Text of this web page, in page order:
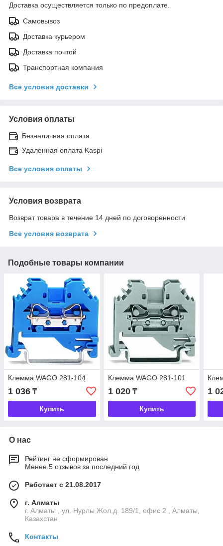
Доставка осуществляется только по предоплате.
Самовывоз
Доставка курьером
Доставка почтой
Транспортная компания
Все условия доставки
Условия оплаты
Безналичная оплата
Удаленная оплата Kaspi
Все условия оплаты
Условия возврата
Возврат товара в течение 14 дней по договоренности
Все условия возврата
Подобные товары компании
Клемма WAGO 281-104
1 036 ₸
Купить
Клемма WAGO 281-101
1 020₸
Купить
1
О нас
Рейтинг не сформирован
Менее 5 отзывов за последний год
Работает с 21.08.2017
г. Алматы
г. Алматы , ул. Нурлы Жол,д. 189/1, офис 2 , Алматы,
Казахстан
Контакты